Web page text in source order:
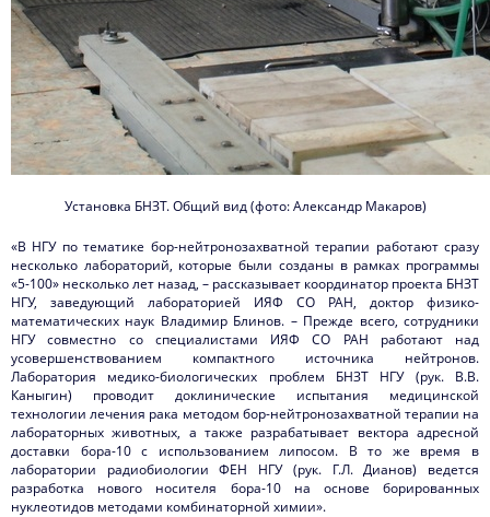
Установка БНЗТ. Общий вид (фото: Александр Макаров)
«В НГУ по тематике бор-нейтронозахватной терапии работают сразу
несколько лабораторий, которые были созданы в рамках программы
«5-100» несколько лет назад, – рассказывает координатор проекта БНЗТ
НГУ, заведующий лабораторией ИЯФ СО РАН, доктор физико-
математических наук Владимир Блинов. – Прежде всего, сотрудники
НГУ совместно со специалистами ИЯФ СО РАН работают над
усовершенствованием компактного источника нейтронов.
Лаборатория медико-биологических проблем БНЗТ НГУ (рук. В.В.
Каныгин) проводит доклинические испытания медицинской
технологии лечения рака методом бор-нейтронозахватной терапии на
лабораторных животных, а также разрабатывает вектора адресной
доставки бора-10 с использованием липосом. В то же время в
лаборатории радиобиологии ФЕН НГУ (рук. Г.Л. Дианов) ведется
разработка нового носителя бора-10 на основе борированных
нуклеотидов методами комбинаторной химии».